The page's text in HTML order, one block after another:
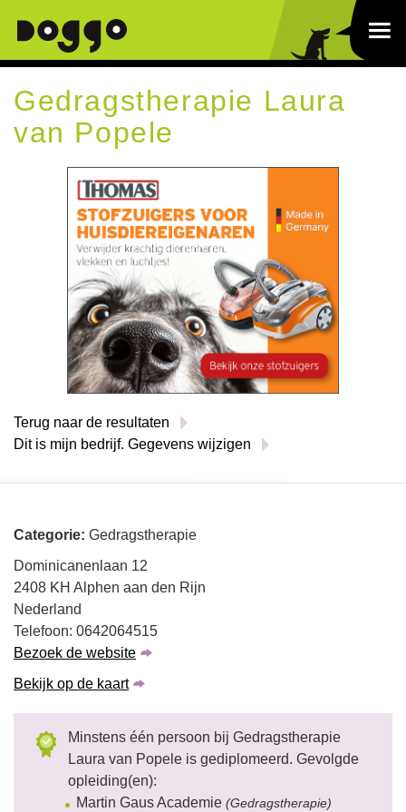
Gedragstherapie Laura
van Popele
Terug naar de resultaten
Dit is mijn bedrijf. Gegevens wijzigen
Categorie: Gedragstherapie
Dominicanenlaan 12
2408 KH Alphen aan den Rijn
Nederland
Telefoon: 0642064515
Bezoek de website
Bekijk op de kaart
Minstens één persoon bij Gedragstherapie
Laura van Popele is gediplomeerd. Gevolgde
opleiding(en):
Martin Gaus Academie (Gedragstherapie)